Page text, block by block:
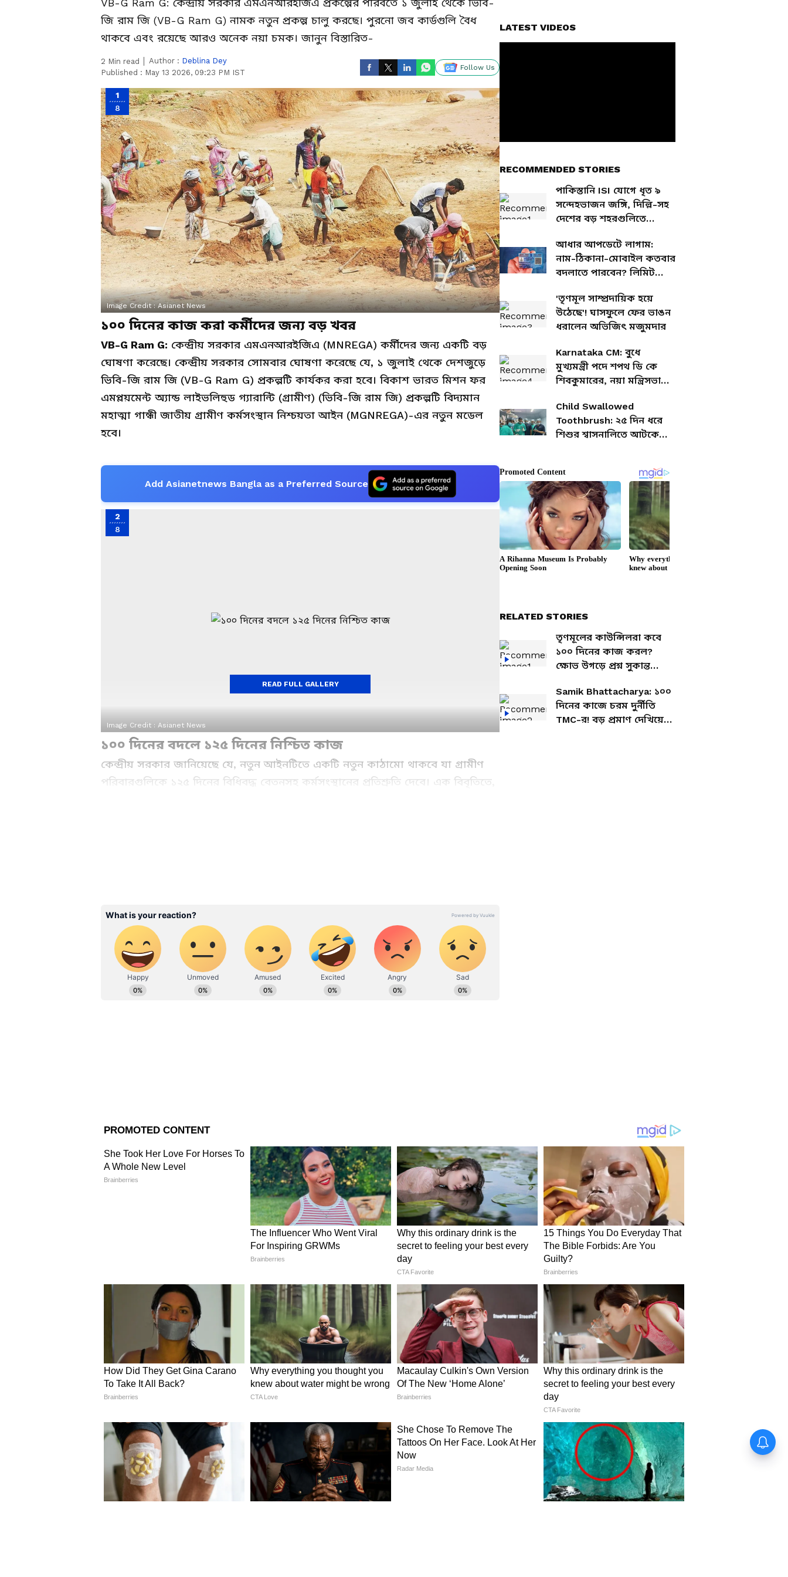
VB-G Ram G: কেন্দ্রীয় সরকার এমএনআরইজিএ প্রকল্পের পরিবর্তে ১ জুলাই থেকে ভিবি-
জি রাম জি (VB-G Ram G) নামক নতুন প্রকল্প চালু করছে। পুরনো জব কার্ডগুলি বৈধ
থাকবে এবং রয়েছে আরও অনেক নয়া চমক। জানুন বিস্তারিত-
2 Min read Author : Deblina Dey
Published : May 13 2026, 09:23 PM IST
Follow Us
1
8
Image Credit :Asianet News
১০০ দিনের কাজ করা কর্মীদের জন্য বড় খবর
VB-G Ram G: কেন্দ্রীয় সরকার এমএনআরইজিএ (MNREGA) কর্মীদের জন্য একটি বড়
ঘোষণা করেছে। কেন্দ্রীয় সরকার সোমবার ঘোষণা করেছে যে, ১ জুলাই থেকে দেশজুড়ে
ভিবি-জি রাম জি (VB-G Ram G) প্রকল্পটি কার্যকর করা হবে। বিকাশ ভারত মিশন ফর
এমপ্লয়মেন্ট অ্যান্ড লাইভলিহুড গ্যারান্টি (গ্রামীণ) (ভিবি-জি রাম জি) প্রকল্পটি বিদ্যমান
মহাত্মা গান্ধী জাতীয় গ্রামীণ কর্মসংস্থান নিশ্চয়তা আইন (MGNREGA)-এর নতুন মডেল
হবে।
Add Asianetnews Bangla as a Preferred Source
2
8
Image Credit : Asianet News
১০০ দিনের বদলে ১২৫ দিনের নিশ্চিত কাজ
কেন্দ্রীয় সরকার জানিয়েছে যে, নতুন আইনটিতে একটি নতুন কাঠামো থাকবে যা গ্রামীণ
পরিবারগুলিকে ১২৫ দিনের বিধিবদ্ধ বেতনসহ কর্মসংস্থানের প্রতিশ্রুতি দেবে। এক বিবৃতিতে,
দিনের কাজ করল? ক্ষোভ উগড়ে
প্রশ্ন সুকান্ত মজুমদারের
প্রমাণ দেখিয়ে কী বললেন শমীক? |
BJP News
3
ভিবি-জি রাম জি প্রকল্পের আওতায় কর্মীদের কী করতে হবে?
মন্ত্রকের জারি করা একটি বিজ্ঞপ্তি অনুসারে, এই আইনটি ১ জুলাই থেকে সমস্ত রাজ্য এবং
কেন্দ্রশাসিত অঞ্চলগুলিতে কার্যকর হবে এবং মহাত্মা গান্ধী জাতীয় গ্রামীণ কর্মসংস্থান
নিশ্চয়তা আইনটি সেই দিনই মেয়াদোত্তীর্ণ হবে। বিজ্ঞপ্তিতে আশ্বাস দেওয়া হয়েছে যে,
এমএনআরইজিএ থেকে নতুন কাঠামোতে রূপান্তরের কারণে কর্মীদের কোনো অসুবিধা হবে
না।
READ FULL GALLERY
LATEST VIDEOS
RECOMMENDED STORIES
পাকিস্তানি ISI যোগে ধৃত ৯
সন্দেহভাজন জঙ্গি, দিল্লি-সহ
দেশের বড় শহরগুলিতে
আধার আপডেটে লাগাম:
নাম-ঠিকানা-মোবাইল কতবার
বদলাতে পারবেন? লিমিট
'তৃণমূল সাম্প্রদায়িক হয়ে
উঠেছে'! ঘাসফুলে ফের ভাঙন
ধরালেন অভিজিৎ মজুমদার
Karnataka CM: বুধে
মুখ্যমন্ত্রী পদে শপথ ডি কে
শিবকুমারের, নয়া মন্ত্রিসভা
Child Swallowed
Toothbrush: ২৫ দিন ধরে
শিশুর শ্বাসনালিতে আটকে
RELATED STORIES
তৃণমূলের কাউন্সিলরা কবে
১০০ দিনের কাজ করল?
ক্ষোভ উগড়ে প্রশ্ন সুকান্ত
Samik Bhattacharya: ১০০
দিনের কাজে চরম দুর্নীতি
TMC-র! বড় প্রমাণ দেখিয়ে